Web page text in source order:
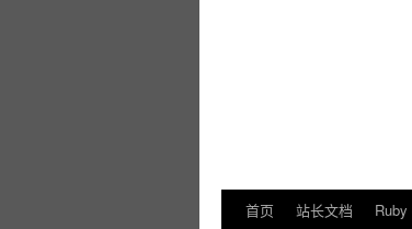
首页 站长文档